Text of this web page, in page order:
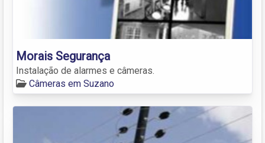
Morais Segurança
Instalação de alarmes e câmeras.
Câmeras em Suzano